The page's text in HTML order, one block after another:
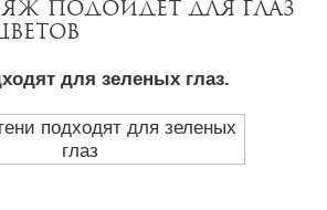
подойдет для глаз
для зеленых глаз.